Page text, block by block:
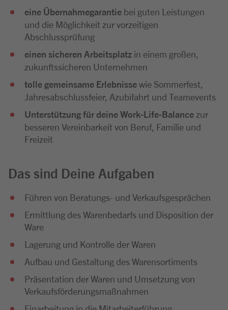
eine Übernahmegarantie bei guten Leistungen
und die Möglichkeit zur vorzeitigen
Abschlussprüfung
einen sicheren Arbeitsplatz in einem großen,
zukunftssicheren Unternehmen
tolle gemeinsame Erlebnissewie Sommerfest,
Jahresabschlussfeier, Azubifahrt und Teamevents
Unterstützung für deine Work-Life-Balance zur
besseren Vereinbarkeit von Beruf, Familie und
Freizeit
Das sind Deine Aufgaben
Führen von Beratungs- und Verkaufsgesprächen
Ermittlung des Warenbedarfs und Disposition der
Ware
Lagerung und Kontrolle der Waren
Aufbau und Gestaltung des Warensortiments
Präsentation der Waren und Umsetzung von
Verkaufsförderungsmaßnahmen